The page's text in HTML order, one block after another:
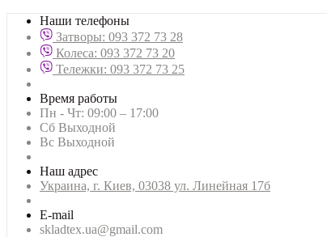
Наши телефоны
Затворы: 093 372 73 28
Колеса: 093 372 73 20
Тележки: 093 372 73 25
Время работы
Пн - Чт: 09:00 – 17:00
Сб Выходной
Вс Выходной
Наш адрес
Украина, г. Киев, 03038 ул. Линейная 17б
E-mail
skladtex.ua@gmail.com